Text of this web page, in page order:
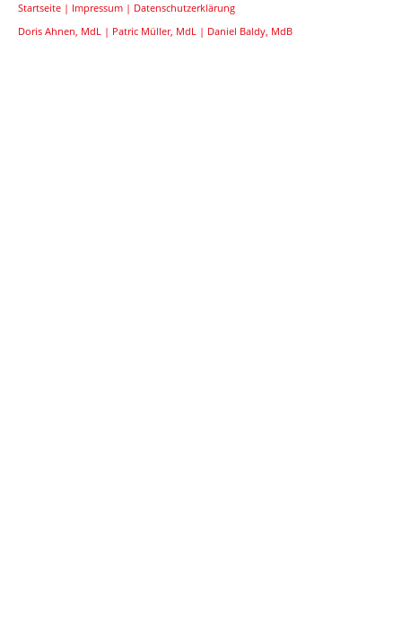
Startseite | Impressum | Datenschutzerklärung
Doris Ahnen, MdL | Patric Müller, MdL | Daniel Baldy, MdB